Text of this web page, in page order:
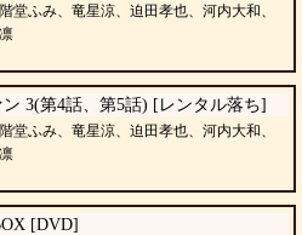
堂ふみ、竜星涼、迫田孝也、河内大和、
3(第4話、第5話) [レンタル落ち]
堂ふみ、竜星涼、迫田孝也、河内大和、
[DVD]